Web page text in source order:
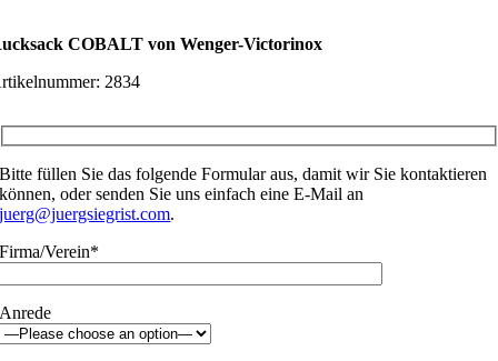
COBALT von Wenger-Victorinox
2834
Bitte füllen Sie das folgende Formular aus, damit wir Sie kontaktieren
können, oder senden Sie uns einfach eine E-Mail an
juerg@juergsiegrist.com.
Firma/Verein*
Anrede